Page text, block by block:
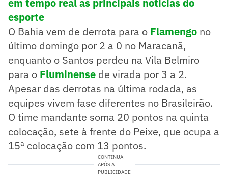
esporte
O Bahia vem de derrota para o Flamengo no
último domingo por 2 a 0 no Maracanã,
enquanto o Santos perdeu na Vila Belmiro
para o Fluminense de virada por 3 a 2.
Apesar das derrotas na última rodada, as
equipes vivem fase diferentes no Brasileirão.
O time mandante soma 20 pontos na quinta
colocação, sete à frente do Peixe, que ocupa a
15ª colocação com 13 pontos.
CONTINUA
APÓS A
PUBLICIDADE